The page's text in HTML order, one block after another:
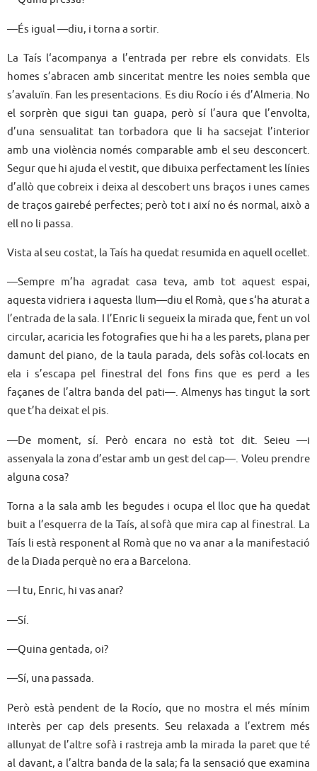
—És igual —diu, i torna a sortir.
La Taís l‘acompanya a l’entrada per rebre els convidats. Els
homes s’abracen amb sinceritat mentre les noies sembla que
s’avaluïn. Fan les presentacions. Es diu Rocío i és d’Almeria. No
el sorprèn que sigui tan guapa, però sí l’aura que l’envolta,
d’una sensualitat tan torbadora que li ha sacsejat l’interior
amb una violència només comparable amb el seu desconcert.
Segur que hi ajuda el vestit, que dibuixa perfectament les línies
d’allò que cobreix i deixa al descobert uns braços i unes cames
de traços gairebé perfectes; però tot i així no és normal, això a
ell no li passa.
Vista al seu costat, la Taís ha quedat resumida en aquell ocellet.
—Sempre m’ha agradat casa teva, amb tot aquest espai,
aquesta vidriera i aquesta llum—diu el Romà, que s‘ha aturat a
l’entrada de la sala. I l’Enric li segueix la mirada que, fent un vol
circular, acaricia les fotografies que hi ha a les parets, plana per
damunt del piano, de la taula parada, dels sofàs col·locats en
ela i s’escapa pel finestral del fons fins que es perd a les
façanes de l’altra banda del pati—. Almenys has tingut la sort
que t’ha deixat el pis.
—De moment, sí. Però encara no està tot dit. Seieu —i
assenyala la zona d’estar amb un gest del cap—. Voleu prendre
alguna cosa?
Torna a la sala amb les begudes i ocupa el lloc que ha quedat
buit a l’esquerra de la Taís, al sofà que mira cap al finestral. La
Taís li està responent al Romà que no va anar a la manifestació
de la Diada perquè no era a Barcelona.
—I tu, Enric, hi vas anar?
—Sí.
—Quina gentada, oi?
—Sí, una passada.
Però està pendent de la Rocío, que no mostra el més mínim
interès per cap dels presents. Seu relaxada a l’extrem més
allunyat de l’altre sofà i rastreja amb la mirada la paret que té
al davant, a l’altra banda de la sala; fa la sensació que examina